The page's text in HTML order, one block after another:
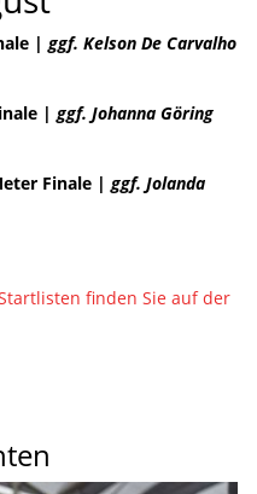
| ggf. Kelson De Carvalho
| ggf. Johanna Göring
Finale | ggf. Jolanda
finden Sie auf der